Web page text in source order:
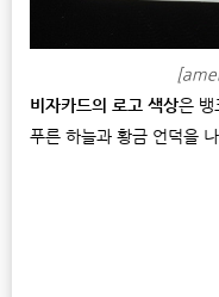
비자카드의 로고 색상은 뱅
푸른 하늘과 황금 언덕을